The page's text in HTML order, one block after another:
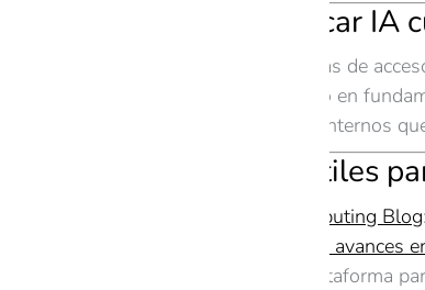
Tips para aplicar
Investiga plataformas de
Capacita a tu equipo en
Identifica procesos internos
Referencias útiles
IBM Quantum Computing Blog
Nature Article sobre avances
: Plataforma